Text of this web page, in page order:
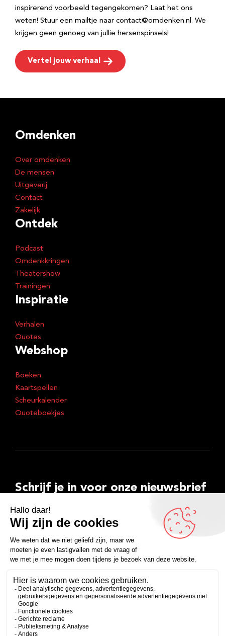
inspirerend voorbeeld tegengekomen? Laat het ons
weten! Stuur een mailtje naar contact@omdenken.nl. We
krijgen geen genoeg van jullie hersenspinsels!
Vertel jouw verhaal
Omdenken
Over omdenken
De mensen
Uitgeverij
Contact
Zakelijk
Ontdek
Podcast
Omdenkkringen
Theatershow
Trainingen
Inspiratie
Verhalen
Quotes
Webshop
Boeken
Kaartspellen
Scheurkalender
Quoteboekjes
Schrijf je in voor onze nieuwsbrief
E-
mailadres
Inschrijven
FacebookInstagramLinkedInYouTubeSpotify